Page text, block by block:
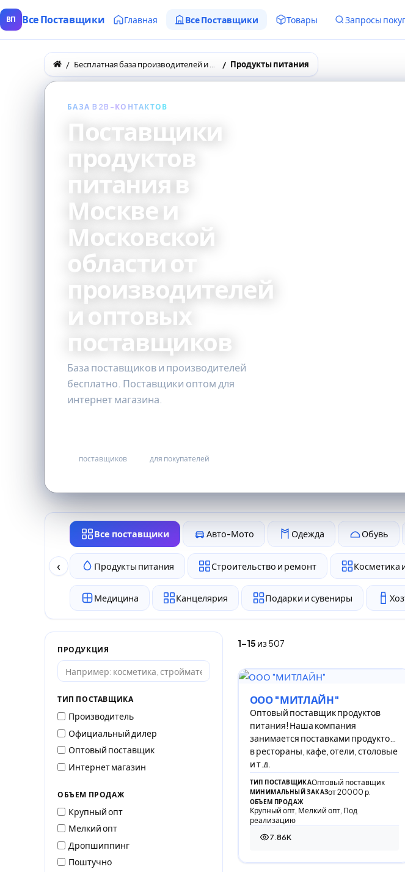
ВП Все Поставщики Главная Все Поставщики Товары Запросы
Продукты питания
БАЗА B2B-КОНТАКТОВ
Поставщики
продуктов
питания в
Москве и
Московской
области от
производителей
и оптовых
поставщиков
База поставщиков и производителей
бесплатно. Поставщики оптом для
интернет магазина.
поставщиков для покупателей
‹
Все поставщики Авто-Мото Одежда Обувь
Продукты питания Строительство и ремонт Косметика
Медицина Канцелярия Подарки и сувениры
ПРОДУКЦИЯ
ТИП ПОСТАВЩИКА
Производитель
Официальный дилер
Оптовый поставщик
Интернет магазин
ОБЪЕМ ПРОДАЖ
Крупный опт
Мелкий опт
Дропшиппинг
Поштучно
1–15 из 507
ООО "МИТЛАЙН"
Оптовый поставщик продуктов
питания! Наша компания
занимается поставками продуктов
в рестораны, кафе, отели, столовые
и т.д.
ТИП ПОСТАВЩИКАОптовый поставщик
МИНИМАЛЬНЫЙ ЗАКАЗот 20000 р.
ОБЪЕМ ПРОДАЖ
Крупный опт, Мелкий опт, Под
реализацию
7.86K
7 859 просмотров